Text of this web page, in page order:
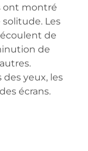
ont montré
Les
de
de
yeux, les
écrans.